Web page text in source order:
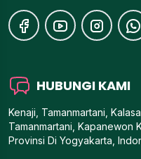
HUBUNGI KAMI
Kenaji, Tamanmartani,
Tamanmartani, Kapanewon
Provinsi Di Yogyakarta,